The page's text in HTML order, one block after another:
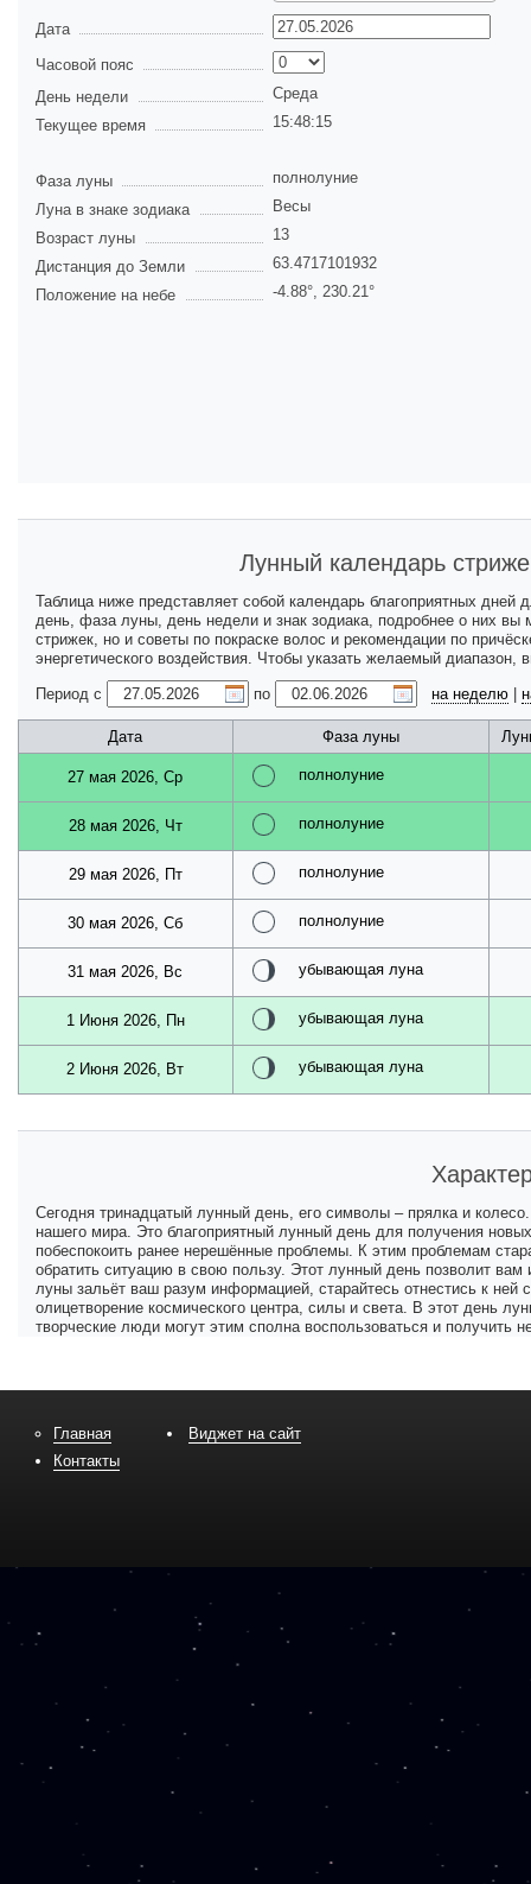
Дата
Часовой пояс
День недели
Среда
Текущее время
15:48:15
Фаза луны
полнолуние
Луна в знаке зодиака
Весы
Возраст луны
13
Дистанция до Земли
63.4717101932
Положение на небе
-4.88°, 230.21°
Лунный календарь
Таблица ниже представляет собой календарь благоприятных
день, фаза луны, день недели и знак зодиака, подробнее о них вы
стрижек, но и советы по покраске волос и рекомендации по
энергетического воздействия. Чтобы указать желаемый
Период с
по на неделю
Дата Фаза луны
27 мая 2026, Ср полнолуние
28 мая 2026, Чт полнолуние
29 мая 2026, Пт полнолуние
30 мая 2026, Сб полнолуние
31 мая 2026, Вс убывающая луна
1 Июня 2026, Пн убывающая луна
2 Июня 2026, Вт убывающая луна
Сегодня тринадцатый лунный день, его символы – прялка и
нашего мира. Это благоприятный лунный день для получения
побеспокоить ранее нерешённые проблемы. К этим проблемам
обратить ситуацию в свою пользу. Этот лунный день позволит
луны зальёт ваш разум информацией, старайтесь отнестись к
олицетворение космического центра, силы и света. В этот день
творческие люди могут этим сполна воспользоваться и получить
Главная
Контакты
Виджет на сайт